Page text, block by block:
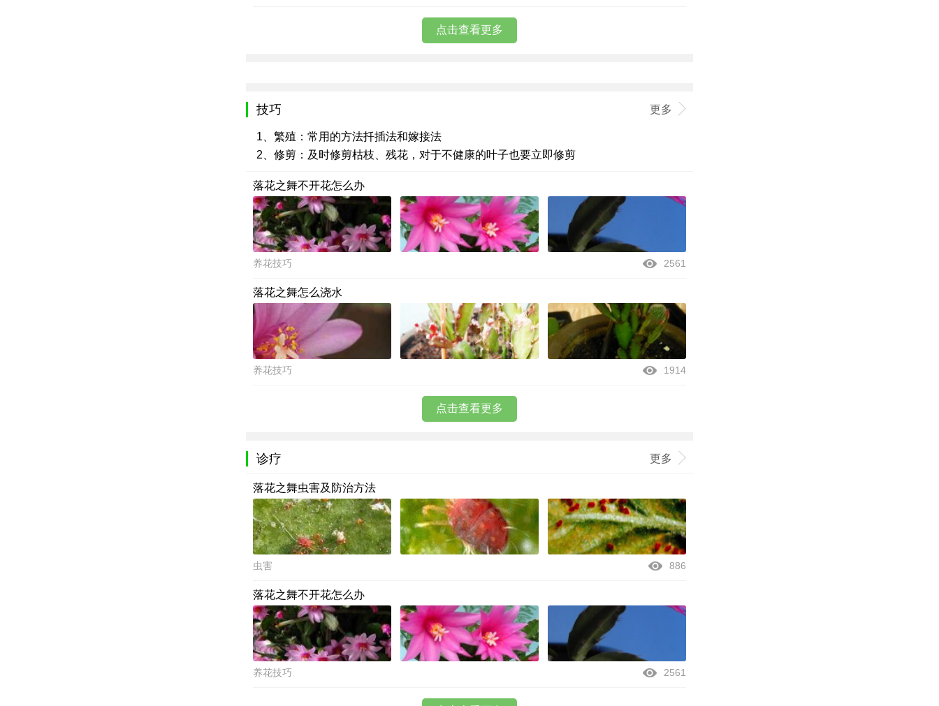
点击查看更多
技巧 更多
1、繁殖：常用的方法扦插法和嫁接法
2、修剪：及时修剪枯枝、残花，对于不健康的叶子也要立即修剪
落花之舞不开花怎么办
养花技巧 2561
落花之舞怎么浇水
养花技巧 1914
点击查看更多
诊疗 更多
落花之舞虫害及防治方法
虫害 886
落花之舞不开花怎么办
养花技巧 2561